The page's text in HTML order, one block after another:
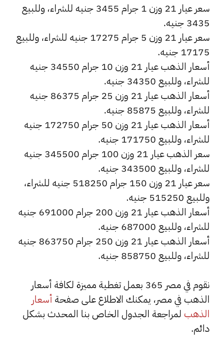
سعر عيار 21 وزن 1 جرام 3455 جنيه للشراء، وللبيع
3435 جنيه.
سعر عيار 21 وزن 5 جرام 17275 جنيه للشراء، وللبيع
17175 جنيه.
أسعار الذهب عيار 21 وزن 10 جرام 34550 جنيه
للشراء، وللبيع 34350 جنيه.
أسعار الذهب عيار 21 وزن 25 جرام 86375 جنيه
للشراء، وللبيع 85875 جنيه.
أسعار الذهب عيار 21 وزن 50 جرام 172750 جنيه
للشراء، وللبيع 171750 جنيه.
سعر الذهب عيار 21 وزن 100 جرام 345500 جنيه
للشراء، وللبيع 343500 جنيه.
سعر عيار 21 وزن 150 جرام 518250 جنيه للشراء،
وللبيع 515250 جنيه.
أسعار الذهب عيار 21 وزن 200 جرام 691000 جنيه
للشراء، وللبيع 687000 جنيه.
أسعار الذهب عيار 21 وزن 250 جرام 863750 جنيه
للشراء، وللبيع 858750 جنيه.
نقوم في مصر 365 بعمل تغطية مميزة لكافة أسعار
الذهب في مصر، يمكنك الاطلاع على صفحة أسعار
الذهب لمراجعة الجدول الخاص بنا المحدث بشكل
دائم.